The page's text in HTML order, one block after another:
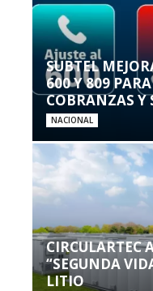
SUBTEL
600 Y 809
COBRANZAS Y
NACIONAL
CIRCULARTEC
“SEGUNDA
LITIO